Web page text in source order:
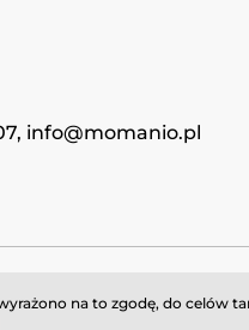
info@momanio.pl
na to zgodę, do celów